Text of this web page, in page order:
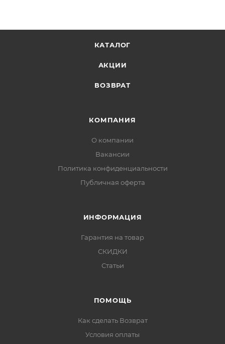
КАТАЛОГ
АКЦИИ
ВОЗВРАТ
КОМПАНИЯ
О компании
Вакансии
Политика конфиденциальности
Публичная оферта
ИНФОРМАЦИЯ
Гарантия на товар
СКИДКИ
Статьи
ПОМОЩЬ
Как сделать Возврат
Условия оплаты